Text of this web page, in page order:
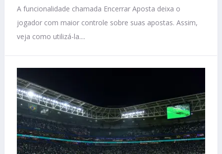
A funcionalidade chamada Encerrar Aposta deixa o
jogador com maior controle sobre suas apostas. Assim,
veja como utilizá-la....